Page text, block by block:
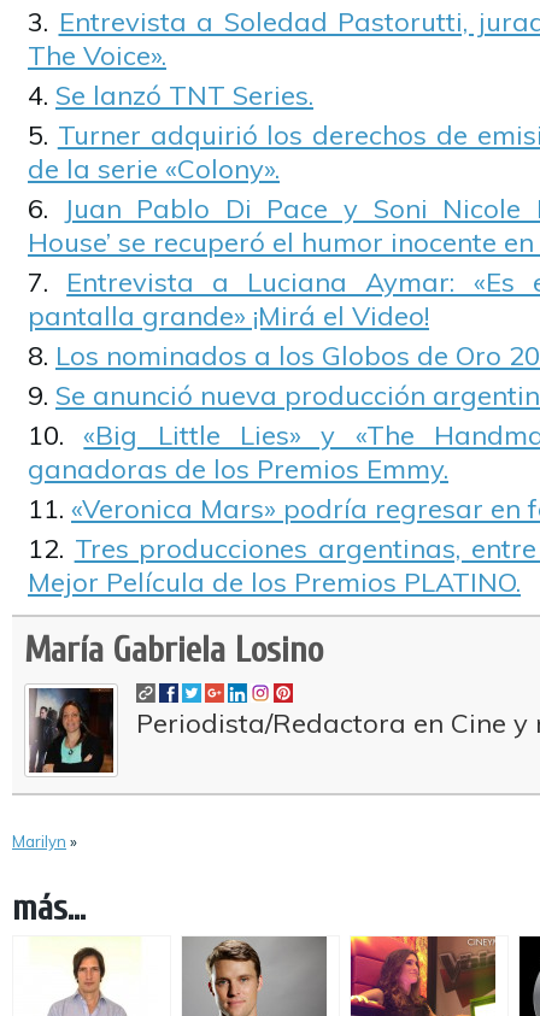
Entrevista a Soledad Pastorutti,
The Voice».
Se lanzó TNT Series.
Turner adquirió los derechos de
de la serie «Colony».
Juan Pablo Di Pace y Soni Nicole
House’ se recuperó el humor inocente
Entrevista a Luciana Aymar:
pantalla grande» ¡Mirá el Video!
Los nominados a los Globos de Oro
Se anunció nueva producción
«Big Little Lies» y «The
ganadoras de los Premios Emmy.
«Veronica Mars» podría regresar en
Tres producciones argentinas,
Mejor Película de los Premios PLATINO.
María Gabriela Losino
Periodista/Redactora en Cine y
Marilyn »
más...